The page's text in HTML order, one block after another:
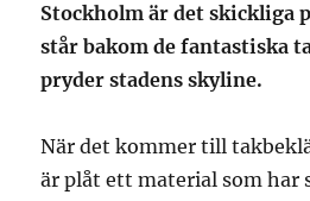
Stockholm är det skickliga
står bakom de fantastiska
pryder stadens skyline.
När det kommer till
är plåt ett material som har